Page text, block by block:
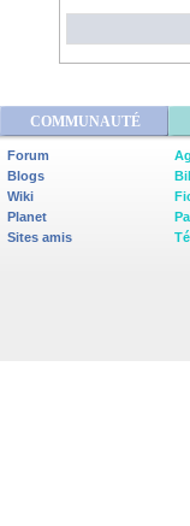
COMMUNAUTÉ
Forum
Blogs
Wiki
Planet
Sites amis